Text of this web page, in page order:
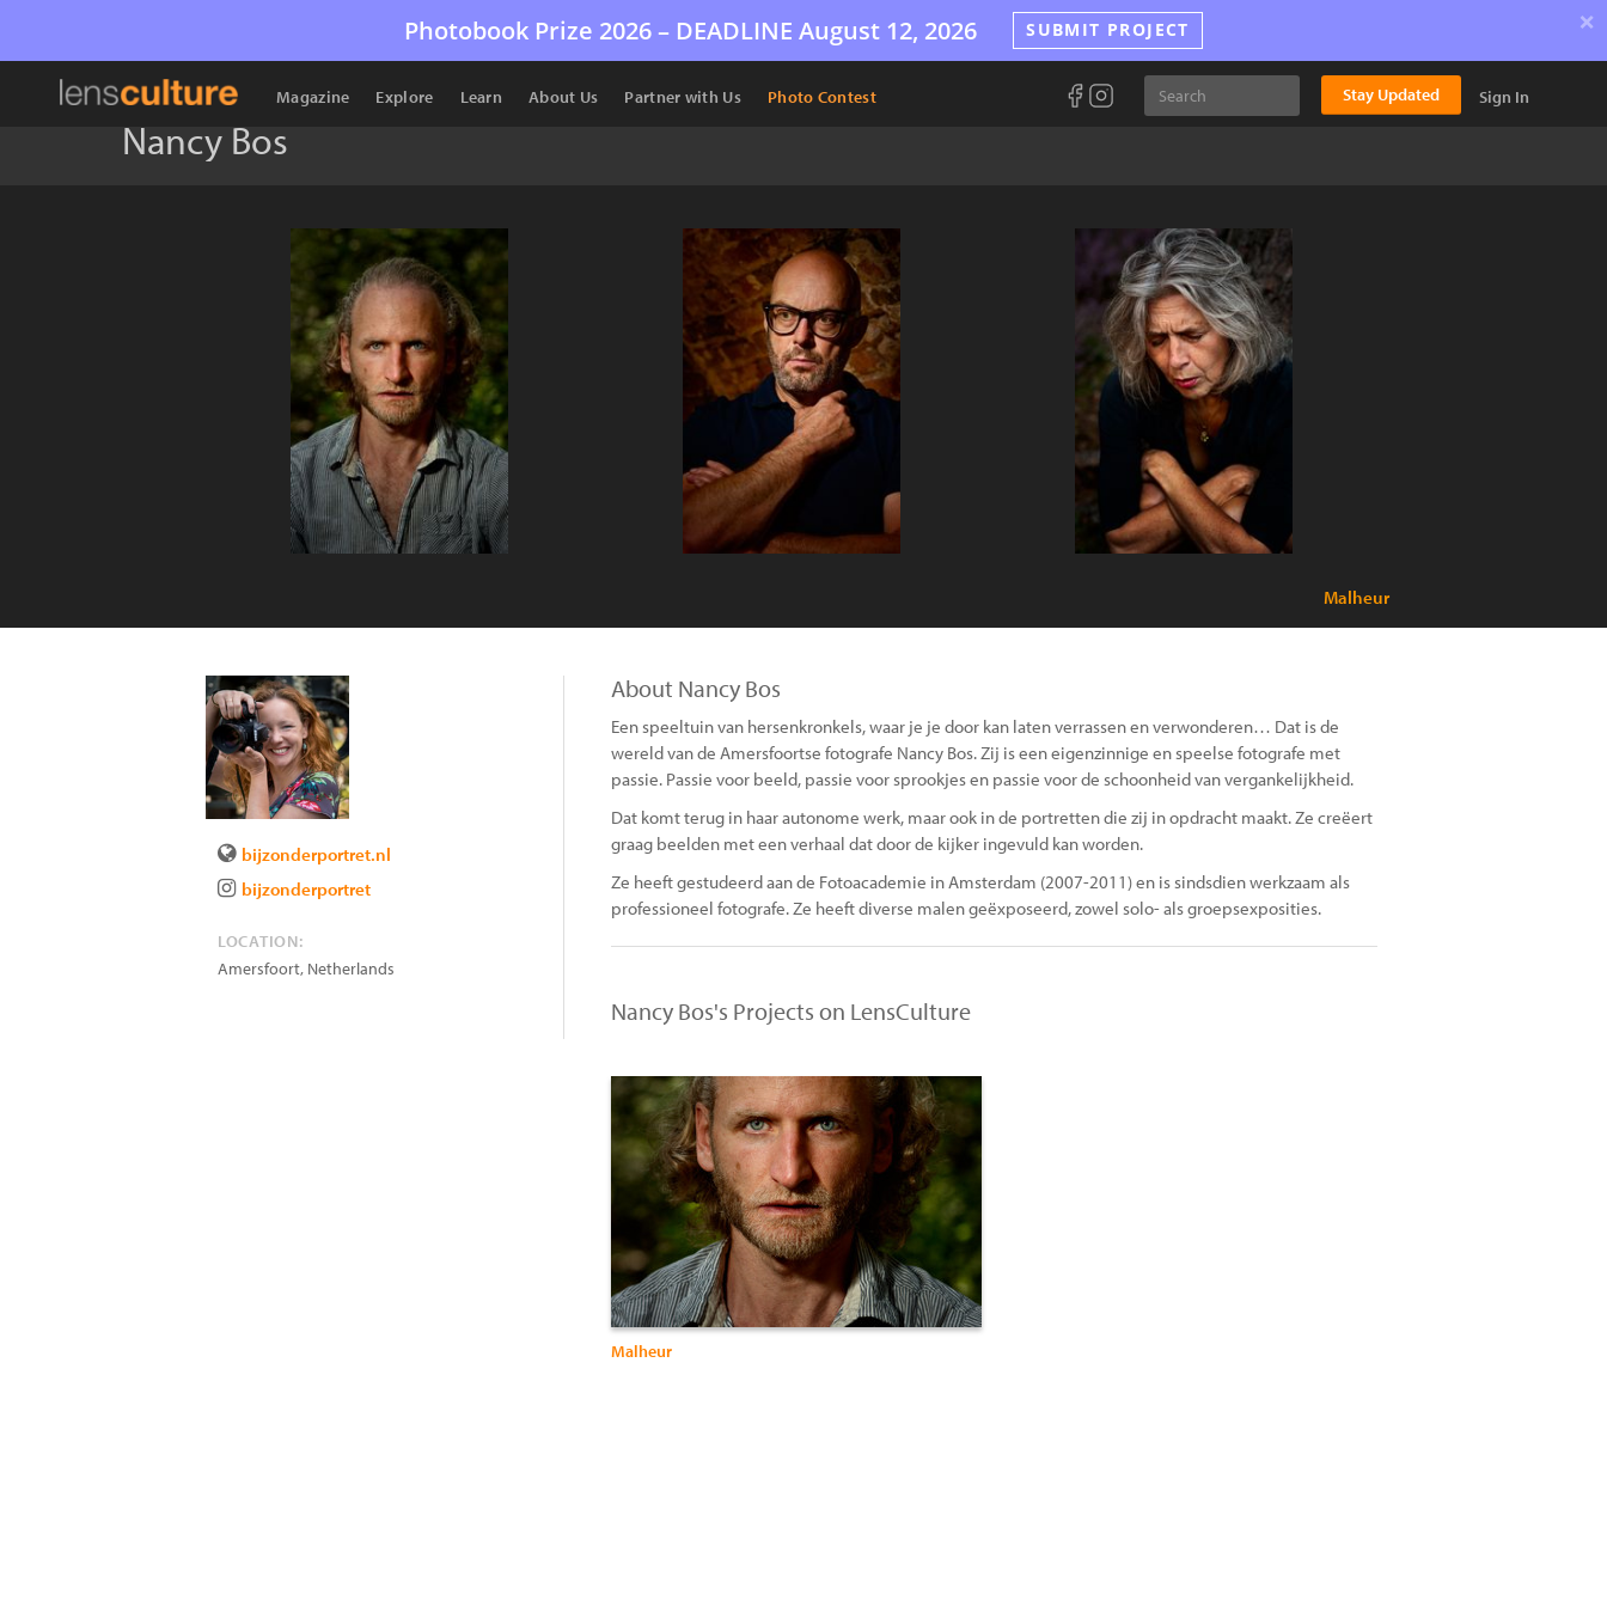
Photobook Prize 2026 – DEADLINE August 12, 2026 SUBMIT PROJECT ×
Magazine Explore Learn About Us Partner with Us Photo Contest Stay Updated Sign In
Nancy Bos
Malheur
bijzonderportret.nl
bijzonderportret
LOCATION:
Amersfoort, Netherlands
About Nancy Bos
Een speeltuin van hersenkronkels, waar je je door kan laten verrassen en verwonderen… Dat is de
wereld van de Amersfoortse fotografe Nancy Bos. Zij is een eigenzinnige en speelse fotografe met
passie. Passie voor beeld, passie voor sprookjes en passie voor de schoonheid van vergankelijkheid.
Dat komt terug in haar autonome werk, maar ook in de portretten die zij in opdracht maakt. Ze creëert
graag beelden met een verhaal dat door de kijker ingevuld kan worden.
Ze heeft gestudeerd aan de Fotoacademie in Amsterdam (2007-2011) en is sindsdien werkzaam als
professioneel fotografe. Ze heeft diverse malen geëxposeerd, zowel solo- als groepsexposities.
Nancy Bos's Projects on LensCulture
Malheur